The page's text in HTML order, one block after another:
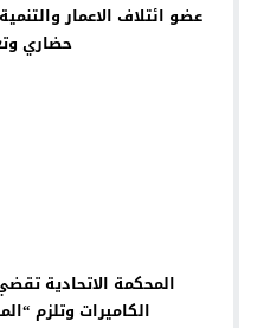
عضو ائتلاف الاعمار
حضاري
المحكمة الاتحادية
الكاميرات وتلزم